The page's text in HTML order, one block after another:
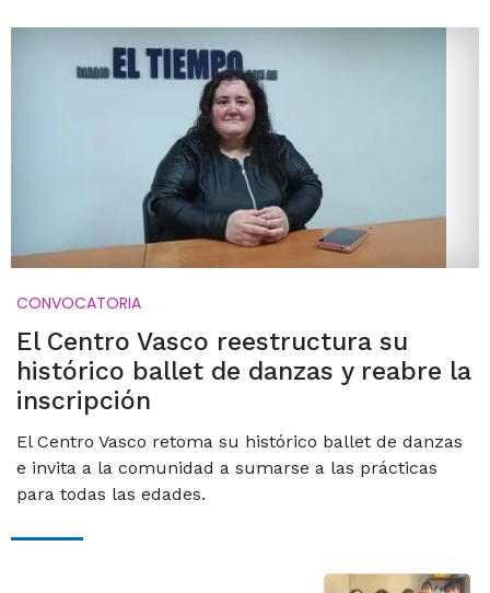
CONVOCATORIA
El Centro Vasco reestructura su
histórico ballet de danzas y reabre la
inscripción
El Centro Vasco retoma su histórico ballet de danzas
e invita a la comunidad a sumarse a las prácticas
para todas las edades.